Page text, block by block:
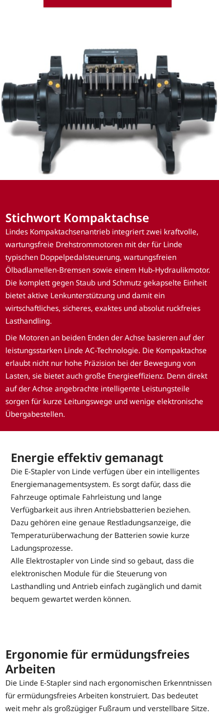
Stichwort Kompaktachse
Lindes Kompaktachsenantrieb integriert zwei kraftvolle,
wartungsfreie Drehstrommotoren mit der für Linde
typischen Doppelpedalsteuerung, wartungsfreien
Ölbadlamellen-Bremsen sowie einem Hub-Hydraulikmotor.
Die komplett gegen Staub und Schmutz gekapselte Einheit
bietet aktive Lenkunterstützung und damit ein
wirtschaftliches, sicheres, exaktes und absolut ruckfreies
Lasthandling.
Die Motoren an beiden Enden der Achse basieren auf der
leistungsstarken Linde AC-Technologie. Die Kompaktachse
erlaubt nicht nur hohe Präzision bei der Bewegung von
Lasten, sie bietet auch große Energieeffizienz. Denn direkt
auf der Achse angebrachte intelligente Leistungsteile
sorgen für kurze Leitungswege und wenige elektronische
Übergabestellen.
Energie effektiv gemanagt
Die E-Stapler von Linde verfügen über ein intelligentes
Energiemanagementsystem. Es sorgt dafür, dass die
Fahrzeuge optimale Fahrleistung und lange
Verfügbarkeit aus ihren Antriebsbatterien beziehen.
Dazu gehören eine genaue Restladungsanzeige, die
Temperaturüberwachung der Batterien sowie kurze
Ladungsprozesse.
Alle Elektrostapler von Linde sind so gebaut, dass die
elektronischen Module für die Steuerung von
Lasthandling und Antrieb einfach zugänglich und damit
bequem gewartet werden können.
Ergonomie für ermüdungsfreies
Arbeiten
Die Linde E-Stapler sind nach ergonomischen Erkenntnissen
für ermüdungsfreies Arbeiten konstruiert. Das bedeutet
weit mehr als großzügiger Fußraum und verstellbare Sitze.